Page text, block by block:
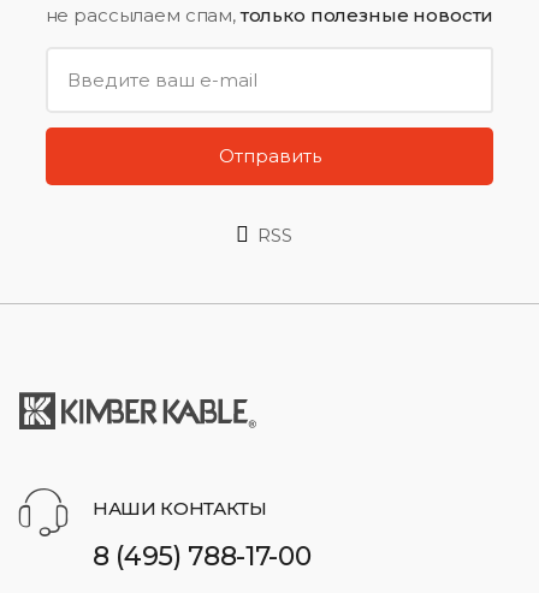
не рассылаем спам,только полезные новости
Отправить
RSS
НАШИ КОНТАКТЫ
8 (495) 788-17-00